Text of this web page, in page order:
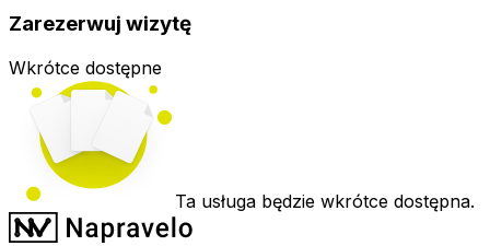
Zarezerwuj wizytę
Wkrótce dostępne
Ta usługa będzie wkrótce dostępna.